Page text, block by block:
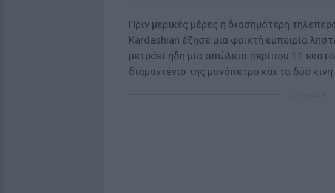
Πριν μερικές μέρες η διασημότερη
Kardashian έζησε μια φρικτή εμπειρία
μετράει ήδη μία απώλεια περίπου 11
διαμαντένιο της μονόπετρο και τα δύο